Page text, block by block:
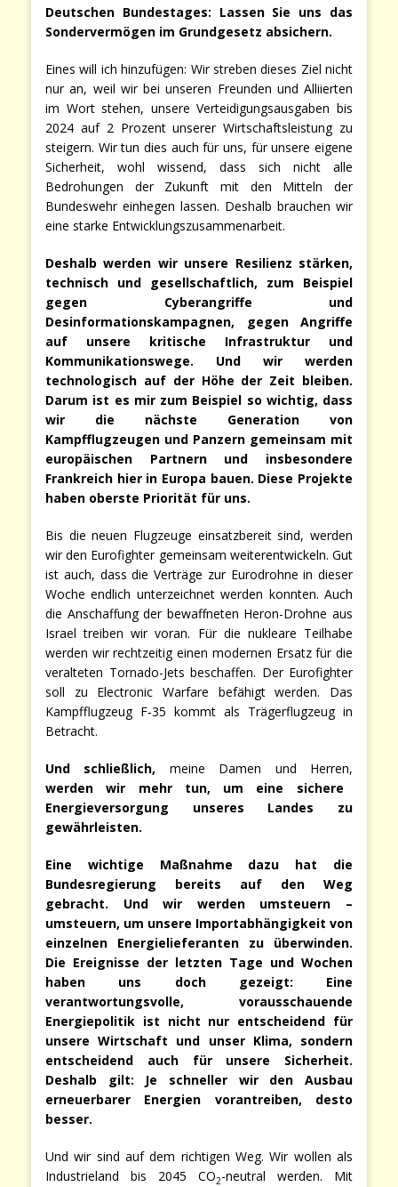
Deutschen Bundestages: Lassen Sie uns das
Sondervermögen im Grundgesetz absichern.
Eines will ich hinzufügen: Wir streben dieses Ziel nicht
nur an, weil wir bei unseren Freunden und Alliierten
im Wort stehen, unsere Verteidigungsausgaben bis
2024 auf 2 Prozent unserer Wirtschaftsleistung zu
steigern. Wir tun dies auch für uns, für unsere eigene
Sicherheit, wohl wissend, dass sich nicht alle
Bedrohungen der Zukunft mit den Mitteln der
Bundeswehr einhegen lassen. Deshalb brauchen wir
eine starke Entwicklungszusammenarbeit.
Deshalb werden wir unsere Resilienz stärken,
technisch und gesellschaftlich, zum Beispiel
gegen Cyberangriffe und
Desinformationskampagnen, gegen Angriffe
auf unsere kritische Infrastruktur und
Kommunikationswege. Und wir werden
technologisch auf der Höhe der Zeit bleiben.
Darum ist es mir zum Beispiel so wichtig, dass
wir die nächste Generation von
Kampfflugzeugen und Panzern gemeinsam mit
europäischen Partnern und insbesondere
Frankreich hier in Europa bauen. Diese Projekte
haben oberste Priorität für uns.
Bis die neuen Flugzeuge einsatzbereit sind, werden
wir den Eurofighter gemeinsam weiterentwickeln. Gut
ist auch, dass die Verträge zur Eurodrohne in dieser
Woche endlich unterzeichnet werden konnten. Auch
die Anschaffung der bewaffneten Heron-Drohne aus
Israel treiben wir voran. Für die nukleare Teilhabe
werden wir rechtzeitig einen modernen Ersatz für die
veralteten Tornado-Jets beschaffen. Der Eurofighter
soll zu Electronic Warfare befähigt werden. Das
Kampfflugzeug F‑35 kommt als Trägerflugzeug in
Betracht.
Und schließlich, meine Damen und Herren,
werden wir mehr tun, um eine sichere
Energieversorgung unseres Landes zu
gewährleisten.
Eine wichtige Maßnahme dazu hat die
Bundesregierung bereits auf den Weg
gebracht. Und wir werden umsteuern –
umsteuern, um unsere Importabhängigkeit von
einzelnen Energielieferanten zu überwinden.
Die Ereignisse der letzten Tage und Wochen
haben uns doch gezeigt: Eine
verantwortungsvolle, vorausschauende
Energiepolitik ist nicht nur entscheidend für
unsere Wirtschaft und unser Klima, sondern
entscheidend auch für unsere Sicherheit.
Deshalb gilt: Je schneller wir den Ausbau
erneuerbarer Energien vorantreiben, desto
besser.
Und wir sind auf dem richtigen Weg. Wir wollen als
Industrieland bis 2045 CO2-neutral werden. Mit